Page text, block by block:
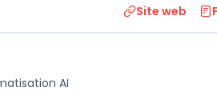
Site web
AI